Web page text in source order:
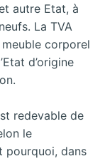
autre Etat, à
La TVA
corporel
d’origine
redevable de
le
pourquoi, dans